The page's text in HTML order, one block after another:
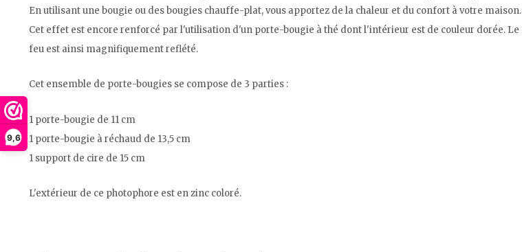
9,6
En utilisant une bougie ou des bougies chauffe-plat, vous apportez de la chaleur et du confort à votre maison.
Cet effet est encore renforcé par l'utilisation d'un porte-bougie à thé dont l'intérieur est de couleur dorée. Le
feu est ainsi magnifiquement reflété.
Cet ensemble de porte-bougies se compose de 3 parties :
1 porte-bougie de 11 cm
1 porte-bougie à réchaud de 13,5 cm
1 support de cire de 15 cm
L'extérieur de ce photophore est en zinc coloré.